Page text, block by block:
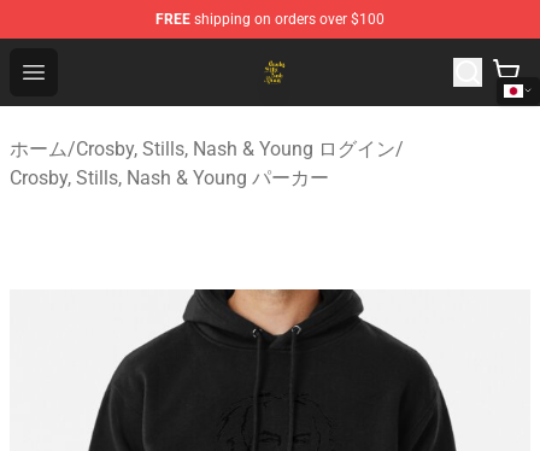
FREE shipping on orders over $100
Open menu
Crosby, Stills, Nash & Young Store - Official Crosby,
ホーム/Crosby, Stills, Nash & Young ログイン/
Crosby, Stills, Nash & Young パーカー